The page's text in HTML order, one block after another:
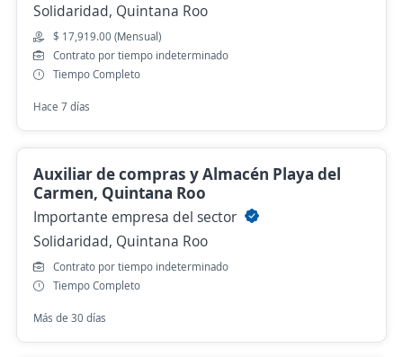
Solidaridad, Quintana Roo
$ 17,919.00 (Mensual)
Contrato por tiempo indeterminado
Tiempo Completo
Hace 7 días
Auxiliar de compras y Almacén Playa del
Carmen, Quintana Roo
Importante empresa del sector
Solidaridad, Quintana Roo
Contrato por tiempo indeterminado
Tiempo Completo
Más de 30 días